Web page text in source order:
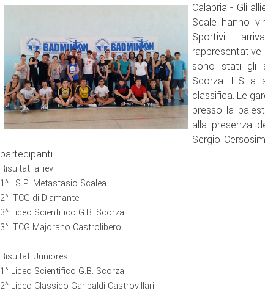
Calabria - Gli
Scale hanno
Sportivi
sono stati gli
Scorza. L.S a
classifica. Le
presso la
alla presenza
Sergio
partecipanti.
Risultati allievi
1^ LS P. Metastasio Scalea
2^ ITCG di Diamante
3^ Liceo Scientifico G.B. Scorza
3^ ITCG Majorano Castrolibero
Risultati Juniores
1^ Liceo Scientifico G.B. Scorza
2^ Liceo Classico Garibaldi Castrovillari